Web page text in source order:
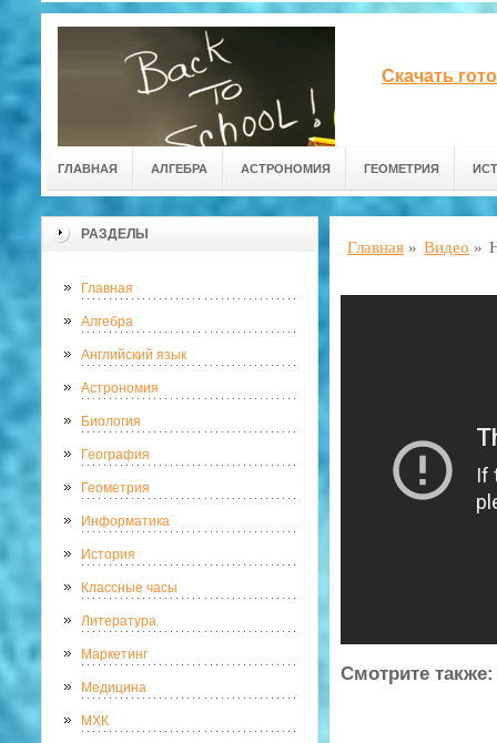
Скачать
ГЛАВНАЯ АЛГЕБРА АСТРОНОМИЯ ГЕОМЕТРИЯ
РАЗДЕЛЫ
Главная
Алгебра
Английский язык
Астрономия
Биология
География
Геометрия
Информатика
История
Классные часы
Литература
Маркетинг
Медицина
МХК
Главная » Видео »
Смотрите также: